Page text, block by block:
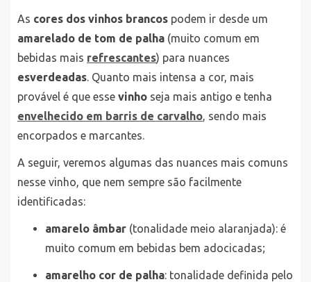
As cores dos vinhos brancos podem ir desde um
amarelado de tom de palha (muito comum em
bebidas mais refrescantes) para nuances
esverdeadas . Quanto mais intensa a cor, mais
provável é que esse vinho seja mais antigo e tenha
envelhecido em barris de carvalho , sendo mais
encorpados e marcantes.
A seguir, veremos algumas das nuances mais comuns
nesse vinho, que nem sempre são facilmente
identificadas:
amarelo âmbar (tonalidade meio alaranjada): é
muito comum em bebidas bem adocicadas;
amarelho cor de palha: tonalidade definida pelo